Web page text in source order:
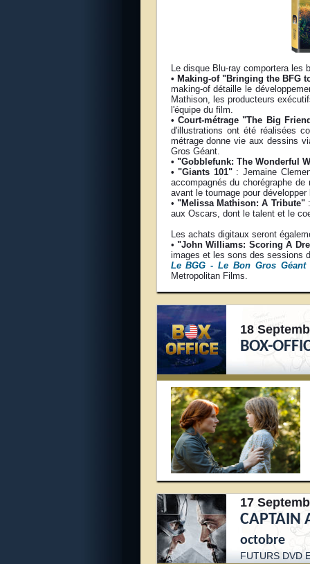
Le disque Blu-ray comportera les
• Making-of "Bringing the BFG
making-of détaille le
Mathison, les producteurs
l'équipe du film.
• Court-métrage "The Big
d'illustrations ont été réalisées
métrage donne vie aux dessins
Gros Géant.
• "Gobblefunk: The Wonderful
• "Giants 101": Jemaine
accompagnés du chorégraphe
avant le tournage pour
• "Melissa Mathison: A Tribute":
aux Oscars, dont le talent et le
Les achats digitaux seront
• "John Williams: Scoring A
images et les sons des sessions
Le BGG - Le Bon Gros Géant
Metropolitan Films.
18
BOX-
17
CAPTAIN
octobre
FUTURS DVD